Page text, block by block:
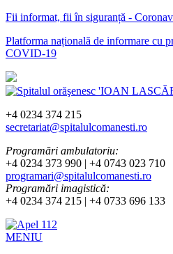
Fii informat, fii în siguranță -
Platforma națională de informare cu
COVID-19
+4 0234 374 215
secretariat@spitalulcomanesti.ro
Programări ambulatoriu:
+4 0234 373 990 | +4 0743 023 710
programari@spitalulcomanesti.ro
Programări imagistică:
+4 0234 374 215 | +4 0733 696 133
MENIU